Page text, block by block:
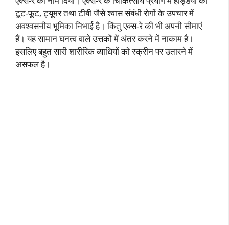
टूट-फूट, ट्यूमर तथा टीबी जैसे श्वास संबंधी रोगों के उपचार में
अवश्वसनीय भूमिका निभाई है। किंतु एक्स-रे की भी अपनी सीमाएं
हैं। यह सामान घनत्व वाले उत्तकों में अंतर करने में नाकाम है।
इसलिए बहुत सारी शारीरिक व्याधियों को स्क्रीन पर उतारने में
असफल है।